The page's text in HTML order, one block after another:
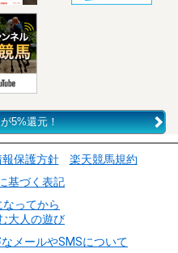
5%還元！
保護方針
楽天競馬規約
基づく表記
ってから
大人の遊び
メールやSMSについて